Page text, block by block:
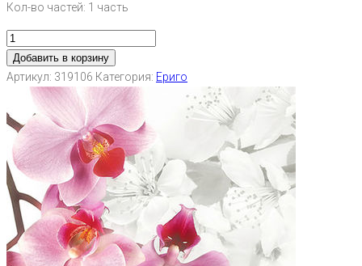
Кол-во частей: 1 часть
Добавить в корзину
Артикул: 319106 Категория: Ериго